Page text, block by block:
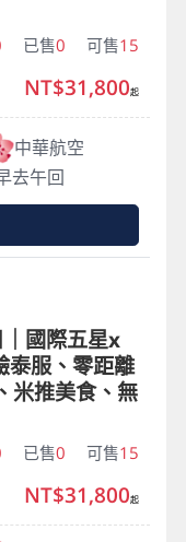
已售0 可售15
中華航空
去午回
NT$31,800起
國際五星x
泰服、零距離
米推美食、無
已售0 可售15
NT$31,800起